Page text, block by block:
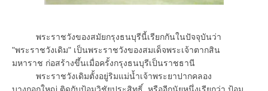
พระราชวังของสมัยกรุงธนบุรีนี้เรียกกันในปัจจุบันว่า
"พระราชวังเดิม" เป็นพระราชวังของสมเด็จพระเจ้าตากสิน
มหาราช ก่อสร้างขึ้นเมื่อครั้งกรุงธนบุรีเป็นราชธานี
พระราชวังเดิมตั้งอยู่ริมแม่น้ำเจ้าพระยาปากคลอง